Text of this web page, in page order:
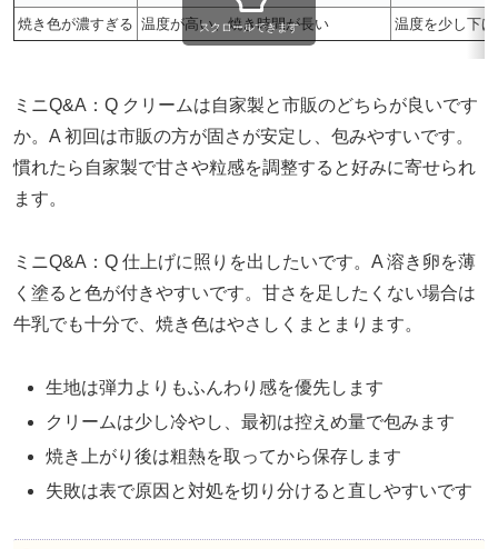
焼き色が濃すぎる 温度が高い、焼き時間が長い 温度を少し下
スクロールできます
ミニQ&A：Q クリームは自家製と市販のどちらが良いです
か。A 初回は市販の方が固さが安定し、包みやすいです。
慣れたら自家製で甘さや粒感を調整すると好みに寄せられ
ます。
ミニQ&A：Q 仕上げに照りを出したいです。A 溶き卵を薄
く塗ると色が付きやすいです。甘さを足したくない場合は
牛乳でも十分で、焼き色はやさしくまとまります。
生地は弾力よりもふんわり感を優先します
クリームは少し冷やし、最初は控えめ量で包みます
焼き上がり後は粗熱を取ってから保存します
失敗は表で原因と対処を切り分けると直しやすいです